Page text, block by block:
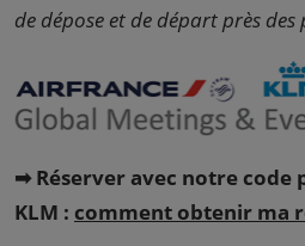
de dépose et de départ près des
➡ Réserver avec notre code
KLM : comment obtenir ma